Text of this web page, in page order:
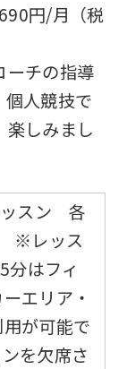
円/月（税
ーチの指導
人競技で
楽しみまし
スン 各
※レッス
分はフィ
エリア・
が可能で
を欠席さ